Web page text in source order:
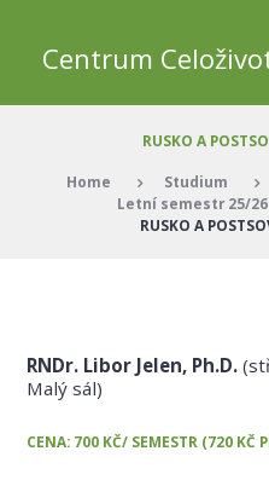
Centrum
RUSKO A
Home Studium
Letní semestr 25/26
RUSKO A
RNDr. Libor Jelen, Ph.D.
Malý sál)
CENA: 700 KČ/ SEMESTR (720 KČ